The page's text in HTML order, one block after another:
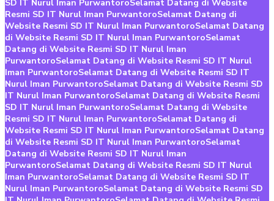
SD IT Nurul Iman PurwantoroSelamat Datang di Website
Resmi SD IT Nurul Iman PurwantoroSelamat Datang di
Website Resmi SD IT Nurul Iman PurwantoroSelamat Datang
di Website Resmi SD IT Nurul Iman PurwantoroSelamat
Datang di Website Resmi SD IT Nurul Iman
PurwantoroSelamat Datang di Website Resmi SD IT Nurul
Iman PurwantoroSelamat Datang di Website Resmi SD IT
Nurul Iman PurwantoroSelamat Datang di Website Resmi SD
IT Nurul Iman PurwantoroSelamat Datang di Website Resmi
SD IT Nurul Iman PurwantoroSelamat Datang di Website
Resmi SD IT Nurul Iman PurwantoroSelamat Datang di
Website Resmi SD IT Nurul Iman PurwantoroSelamat Datang
di Website Resmi SD IT Nurul Iman PurwantoroSelamat
Datang di Website Resmi SD IT Nurul Iman
PurwantoroSelamat Datang di Website Resmi SD IT Nurul
Iman PurwantoroSelamat Datang di Website Resmi SD IT
Nurul Iman PurwantoroSelamat Datang di Website Resmi SD